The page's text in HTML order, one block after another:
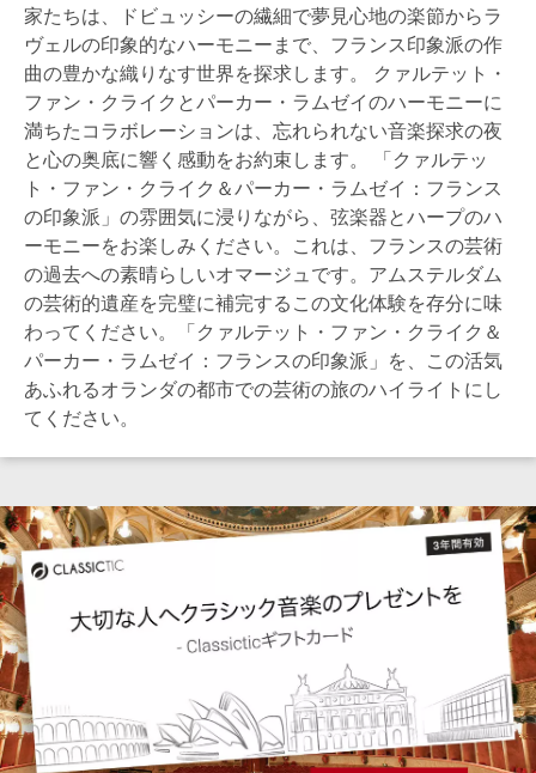
家たちは、ドビュッシーの繊細で夢見心地の楽節からラ
ヴェルの印象的なハーモニーまで、フランス印象派の作
曲の豊かな織りなす世界を探求します。 クァルテット・
ファン・クライクとパーカー・ラムゼイのハーモニーに
満ちたコラボレーションは、忘れられない音楽探求の夜
と心の奥底に響く感動をお約束します。 「クァルテッ
ト・ファン・クライク＆パーカー・ラムゼイ：フランス
の印象派」の雰囲気に浸りながら、弦楽器とハープのハ
ーモニーをお楽しみください。これは、フランスの芸術
の過去への素晴らしいオマージュです。アムステルダム
の芸術的遺産を完璧に補完するこの文化体験を存分に味
わってください。「クァルテット・ファン・クライク＆
パーカー・ラムゼイ：フランスの印象派」を、この活気
あふれるオランダの都市での芸術の旅のハイライトにし
てください。